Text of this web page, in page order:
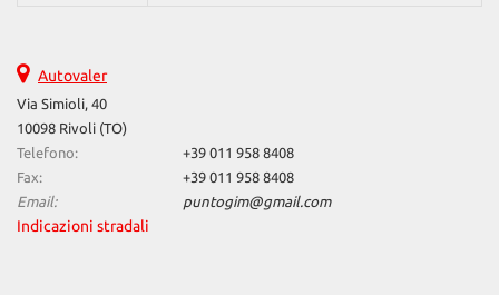
Autovaler
Via Simioli, 40
10098 Rivoli (TO)
Telefono:
+39 011 958 8408
Fax:
+39 011 958 8408
Email:
puntogim@gmail.com
Indicazioni stradali